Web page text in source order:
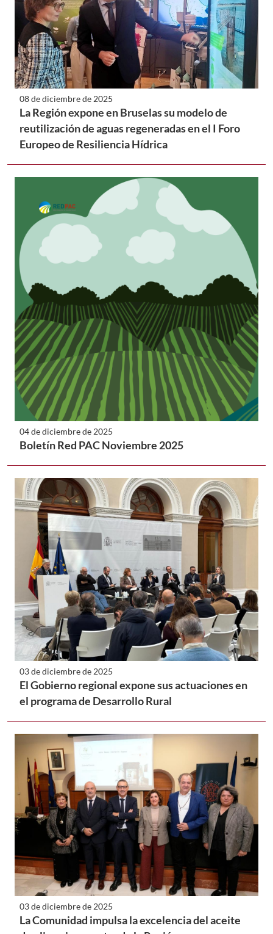
08 de diciembre de 2025
La Región expone en Bruselas su modelo de
reutilización de aguas regeneradas en el I Foro
Europeo de Resiliencia Hídrica
04 de diciembre de 2025
Boletín Red PAC Noviembre 2025
03 de diciembre de 2025
El Gobierno regional expone sus actuaciones en
el programa de Desarrollo Rural
03 de diciembre de 2025
La Comunidad impulsa la excelencia del aceite